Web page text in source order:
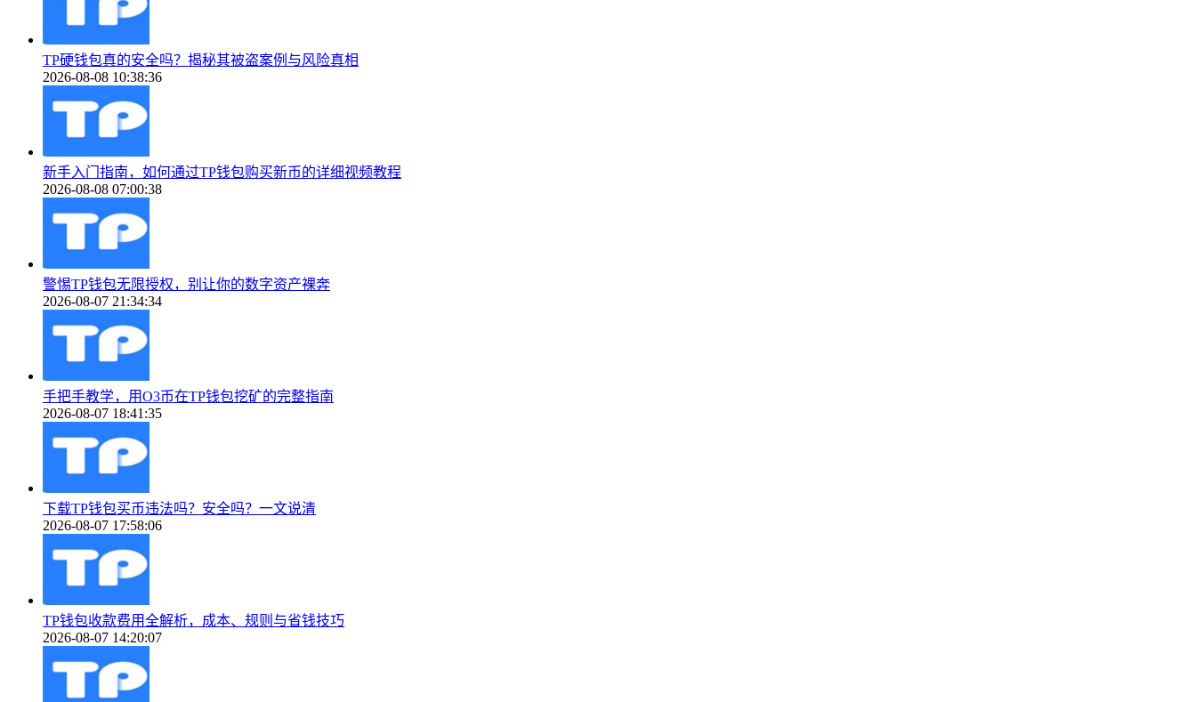
TP硬钱包真的安全吗？揭秘其被盗案例与风险真相
2026-08-08 10:38:36
新手入门指南，如何通过TP钱包购买新币的详细视频教程
2026-08-08 07:00:38
警惕TP钱包无限授权，别让你的数字资产裸奔
2026-08-07 21:34:34
手把手教学，用O3币在TP钱包挖矿的完整指南
2026-08-07 18:41:35
下载TP钱包买币违法吗？安全吗？一文说清
2026-08-07 17:58:06
TP钱包收款费用全解析，成本、规则与省钱技巧
2026-08-07 14:20:07